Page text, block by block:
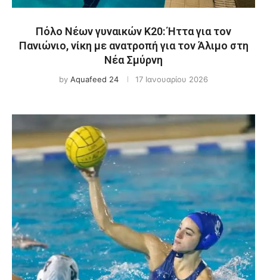
Πόλο Νέων γυναικών Κ20: Ήττα για τον
Πανιώνιο, νίκη με ανατροπή για τον Άλιμο στη
Νέα Σμύρνη
by Aquafeed 24 17 Ιανουαρίου 2026